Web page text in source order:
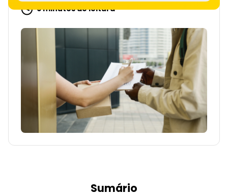
6 minutos de leitura
Sumário